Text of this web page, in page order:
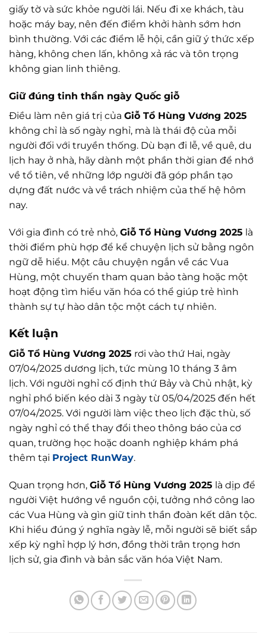
giấy tờ và sức khỏe người lái. Nếu đi xe khách, tàu
hoặc máy bay, nên đến điểm khởi hành sớm hơn
bình thường. Với các điểm lễ hội, cần giữ ý thức xếp
hàng, không chen lấn, không xả rác và tôn trọng
không gian linh thiêng.
Giữ đúng tinh thần ngày Quốc giỗ
Điều làm nên giá trị của Giỗ Tổ Hùng Vương 2025
không chỉ là số ngày nghỉ, mà là thái độ của mỗi
người đối với truyền thống. Dù bạn đi lễ, về quê, du
lịch hay ở nhà, hãy dành một phần thời gian để nhớ
về tổ tiên, về những lớp người đã góp phần tạo
dựng đất nước và về trách nhiệm của thế hệ hôm
nay.
Với gia đình có trẻ nhỏ, Giỗ Tổ Hùng Vương 2025 là
thời điểm phù hợp để kể chuyện lịch sử bằng ngôn
ngữ dễ hiểu. Một câu chuyện ngắn về các Vua
Hùng, một chuyến tham quan bảo tàng hoặc một
hoạt động tìm hiểu văn hóa có thể giúp trẻ hình
thành sự tự hào dân tộc một cách tự nhiên.
Kết luận
Giỗ Tổ Hùng Vương 2025 rơi vào thứ Hai, ngày
07/04/2025 dương lịch, tức mùng 10 tháng 3 âm
lịch. Với người nghỉ cố định thứ Bảy và Chủ nhật, kỳ
nghỉ phổ biến kéo dài 3 ngày từ 05/04/2025 đến hết
07/04/2025. Với người làm việc theo lịch đặc thù, số
ngày nghỉ có thể thay đổi theo thông báo của cơ
quan, trường học hoặc doanh nghiệp khám phá
thêm tại Project RunWay.
Quan trọng hơn, Giỗ Tổ Hùng Vương 2025 là dịp để
người Việt hướng về nguồn cội, tưởng nhớ công lao
các Vua Hùng và gìn giữ tinh thần đoàn kết dân tộc.
Khi hiểu đúng ý nghĩa ngày lễ, mỗi người sẽ biết sắp
xếp kỳ nghỉ hợp lý hơn, đồng thời trân trọng hơn
lịch sử, gia đình và bản sắc văn hóa Việt Nam.